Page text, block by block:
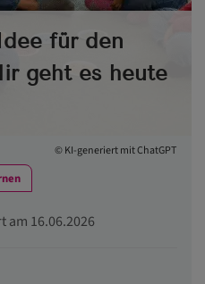
für den
geht es heute
© KI-generiert mit ChatGPT
am 16.06.2026